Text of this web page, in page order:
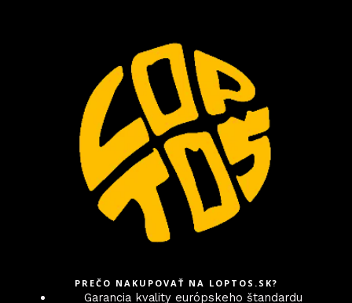
PREČO NAKUPOVAŤ NA LOPTOS.SK?
Garancia kvality európskeho štandardu